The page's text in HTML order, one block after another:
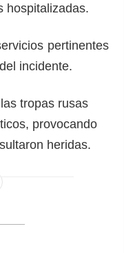
hospitalizadas.
pertinentes
incidente.
tropas rusas
provocando
heridas.